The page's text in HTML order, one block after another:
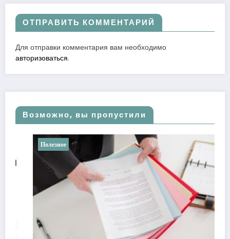
ОТПРАВИТЬ КОММЕНТАРИЙ
Для отправки комментария вам необходимо
авторизоваться.
Возможно, вы пропустили
Полезное